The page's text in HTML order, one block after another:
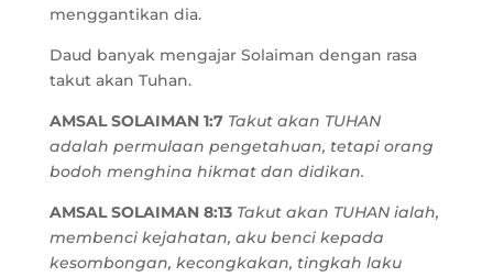
menggantikan dia.
Daud banyak mengajar Solaiman dengan rasa
takut akan Tuhan.
AMSAL SOLAIMAN 1:7 Takut akan TUHAN
adalah permulaan pengetahuan, tetapi orang
bodoh menghina hikmat dan didikan.
AMSAL SOLAIMAN 8:13 Takut akan TUHAN ialah,
membenci kejahatan, aku benci kepada
kesombongan, kecongkakan, tingkah laku